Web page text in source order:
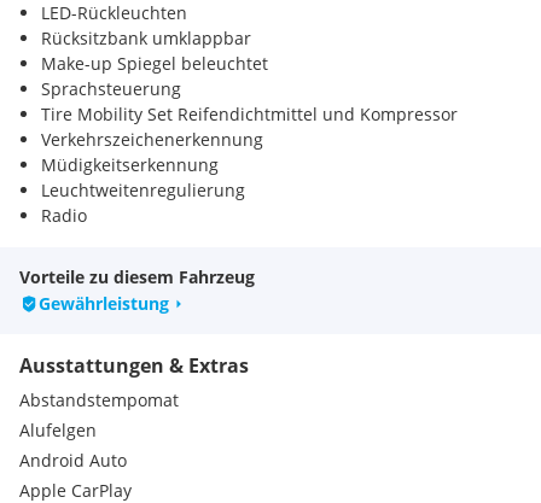
LED-Rückleuchten
Rücksitzbank umklappbar
Make-up Spiegel beleuchtet
Sprachsteuerung
Tire Mobility Set Reifendichtmittel und Kompressor
Verkehrszeichenerkennung
Müdigkeitserkennung
Leuchtweitenregulierung
Radio
Sitz-Fahrer & Beifahrer höhenverstellbar
Vorteile zu diesem Fahrzeug
Gewährleistung
Ausstattungen & Extras
Abstandstempomat
Alufelgen
Android Auto
Apple CarPlay